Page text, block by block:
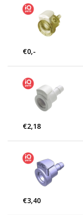
€0,-
€2,18
€3,40